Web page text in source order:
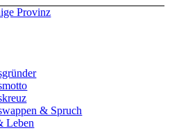
& Spruch
Leben